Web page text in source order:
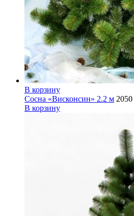
В корзину
Сосна «Висконсин» 2.2 м 2050
В корзину